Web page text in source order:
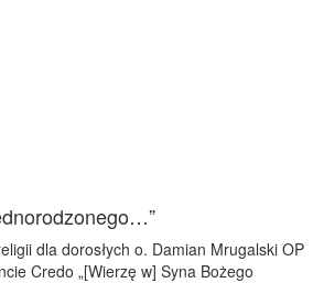
dla dorosłych o. Damian Mrugalski OP
Credo „[Wierzę w] Syna Bożego